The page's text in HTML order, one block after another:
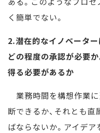
く簡単でない。
2.潜在的なイノベータ
どの程度の承認が必要
得る必要があるか
業務時間を構想作業に
断できるか、それとも
ばならないか。アイデ